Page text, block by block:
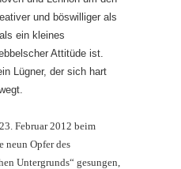
und böswilliger als
ein kleines
Attitüde ist.
Lügner, der sich hart
Februar 2012 beim
neun Opfer des
Unter­grunds“ gesungen,